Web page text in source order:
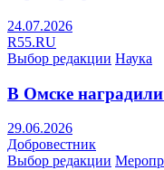
24.07.2026
R55.RU
Выбор редакции Наука
В Омске
29.06.2026
Добровестник
Выбор редакции